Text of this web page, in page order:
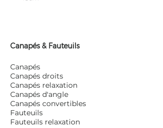
Canapés & Fauteuils
Canapés
Canapés droits
Canapés relaxation
Canapés d'angle
Canapés convertibles
Fauteuils
Fauteuils relaxation